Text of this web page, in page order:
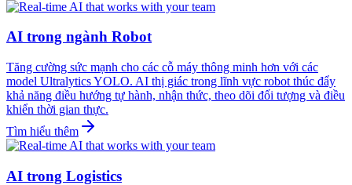
AI trong ngành Robot
Tăng cường sức mạnh cho các cỗ máy thông minh hơn với các
model Ultralytics YOLO. AI thị giác trong lĩnh vực robot thúc đẩy
khả năng điều hướng tự hành, nhận thức, theo dõi đối tượng và điều
khiển thời gian thực.
Tìm hiểu thêm
AI trong Logistics